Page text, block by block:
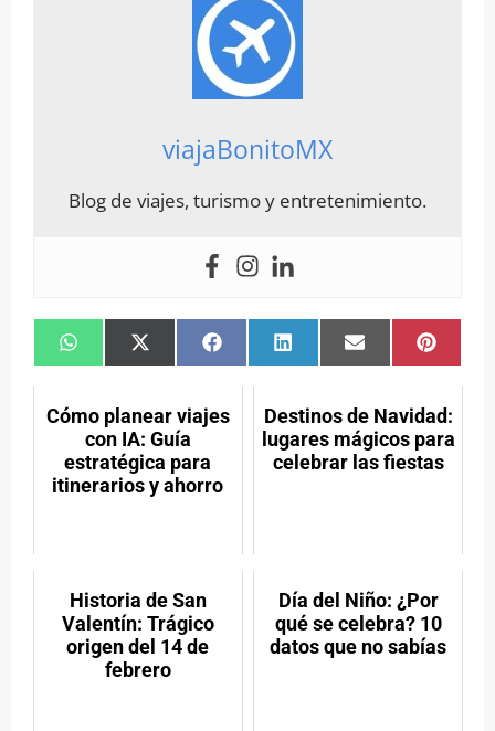
viajaBonitoMX
Blog de viajes, turismo y entretenimiento.
Compartir
en
Compartir
en
(Twitter)
Compartir
en
Facebook
Compartir
en
Compartir
en en
Cómo planear viajes
con IA: Guía
estratégica para
itinerarios y ahorro
Destinos de Navidad:
lugares mágicos para
celebrar las fiestas
Historia de San
Valentín: Trágico
origen del 14 de
febrero
Día del Niño: ¿Por
qué se celebra? 10
datos que no sabías